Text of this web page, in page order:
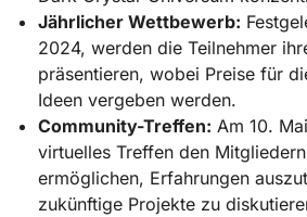
Jährlicher Wettbewerb:
2024, werden die Teilnehmer
präsentieren, wobei Preise für
Ideen vergeben werden.
Community-Treffen: Am 10.
virtuelles Treffen den
ermöglichen, Erfahrungen
zukünftige Projekte zu